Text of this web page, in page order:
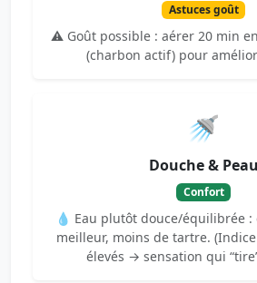
Astuces goût
⚠️ Goût possible : aérer 20 min
(charbon actif) pour
🚿
Douche & Peau
Confort
💧 Eau plutôt douce/équilibrée
meilleur, moins de tartre.
élevés → sensation qui